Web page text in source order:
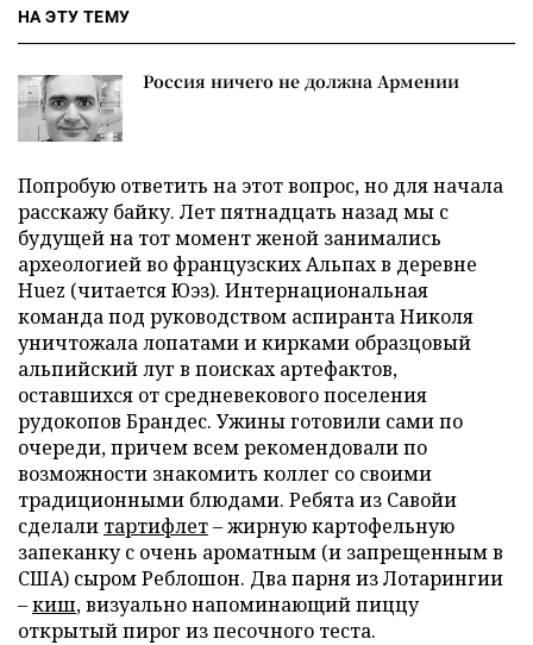
НА ЭТУ ТЕМУ
Россия ничего не должна Армении
Попробую ответить на этот вопрос, но для начала
расскажу байку. Лет пятнадцать назад мы с
будущей на тот момент женой занимались
археологией во французских Альпах в деревне
Huez (читается Юэз). Интернациональная
команда под руководством аспиранта Николя
уничтожала лопатами и кирками образцовый
альпийский луг в поисках артефактов,
оставшихся от средневекового поселения
рудокопов Брандес. Ужины готовили сами по
очереди, причем всем рекомендовали по
возможности знакомить коллег со своими
традиционными блюдами. Ребята из Савойи
сделали тартифлет– жирную картофельную
запеканку с очень ароматным (и запрещенным в
США) сыром Реблошон. Два парня из Лотарингии
–киш, визуально напоминающий пиццу
открытый пирог из песочного теста.